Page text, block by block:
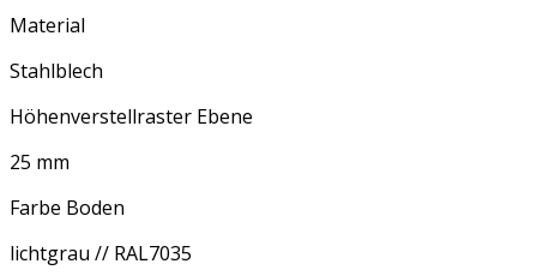
Material
Stahlblech
Höhenverstellraster Ebene
25 mm
Farbe Boden
lichtgrau // RAL7035